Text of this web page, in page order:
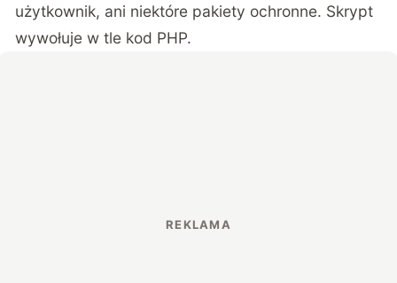
użytkownik, ani niektóre pakiety ochronne. Skrypt
wywołuje w tle kod PHP.